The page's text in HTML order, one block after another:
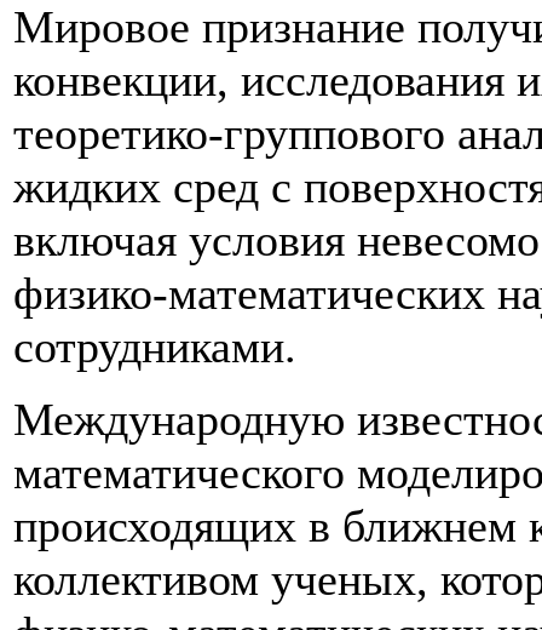
Мировое признание
конвекции, исследования
теоретико-группового
жидких сред с
включая условия
физико-математических
сотрудниками.
Международную
математического
происходящих в ближнем
коллективом ученых,